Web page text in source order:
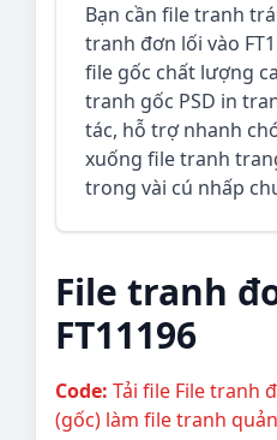
Bạn cần file tranh
tranh đơn lối vào
file gốc chất lượng
tranh gốc PSD in
tác, hỗ trợ nhanh
xuống file tranh
trong vài cú nhấp
File tranh
FT11196
Code: Tải file File tranh
(gốc) làm file tranh